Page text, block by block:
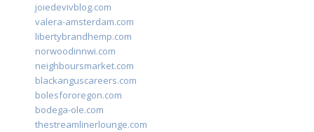
joiedevivblog.com
valera-amsterdam.com
libertybrandhemp.com
norwoodinnwi.com
neighboursmarket.com
blackanguscareers.com
bolesfororegon.com
bodega-ole.com
thestreamlinerlounge.com